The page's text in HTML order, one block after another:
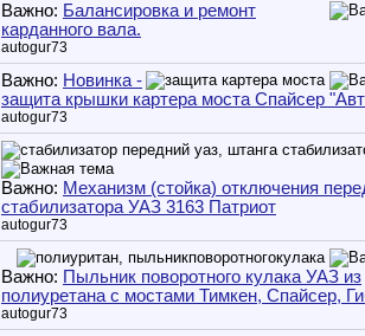
Важно: Балансировка и ремонт
карданного вала.
autogur73
Важно: Новинка -
защита крышки картера моста Спайсер
autogur73
Важно: Механизм (стойка) отключения
стабилизатора УАЗ 3163 Патриот
autogur73
Важно: Пыльник поворотного кулака УАЗ из
полиуретана с мостами Тимкен, Спайсер,
autogur73